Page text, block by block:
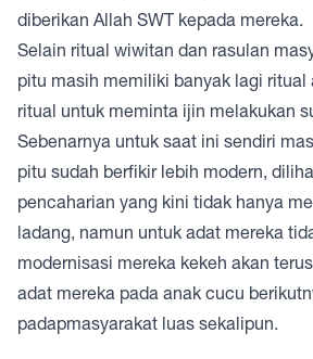
diberikan Allah SWT kepada mereka.
Selain ritual wiwitan dan rasulan
pitu masih memiliki banyak lagi ritual
ritual untuk meminta ijin melakukan
Sebenarnya untuk saat ini sendiri
pitu sudah berfikir lebih modern,
pencaharian yang kini tidak hanya
ladang, namun untuk adat mereka
modernisasi mereka kekeh akan
adat mereka pada anak cucu
padapmasyarakat luas sekalipun.